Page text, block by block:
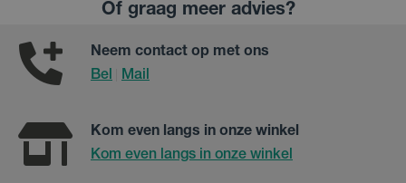
Of graag meer advies?
Neem contact op met ons
Bel
Mail
Kom even langs in onze winkel
Kom even langs in onze winkel